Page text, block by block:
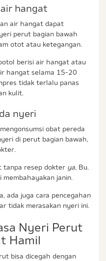
hangat
air hangat dapat
perut bagian bawah
otot atau ketegangan.
berisi air hangat atau
hangat selama 15-20
tidak terlalu panas
kulit.
nyeri
obat pereda
di perut bagian bawah,
tanpa resep dokter ya, Bu.
janin.
ada juga cara pencegahan
tidak merasakan nyeri ini.
Nyeri Perut
Hamil
bisa dicegah dengan